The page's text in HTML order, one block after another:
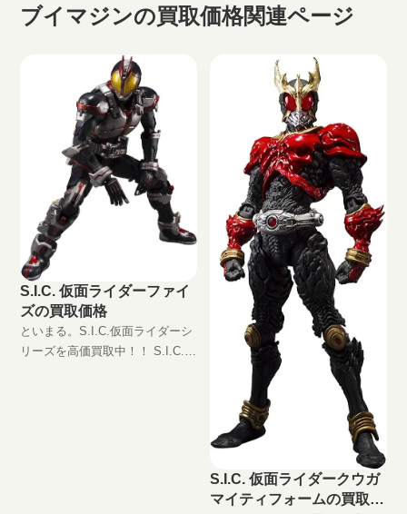
ブイマジンの買取価格関連ページ
S.I.C. 仮面ライダーファイ
ズの買取価格
といまる。S.I.C.仮面ライダーシ
リーズを高価買取中！！ S.I.C.
S.I.C. 仮面ライダークウガ
マイティフォームの買取価